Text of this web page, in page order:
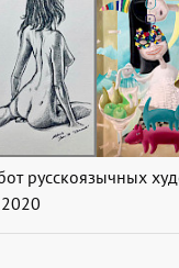
русскоязычных